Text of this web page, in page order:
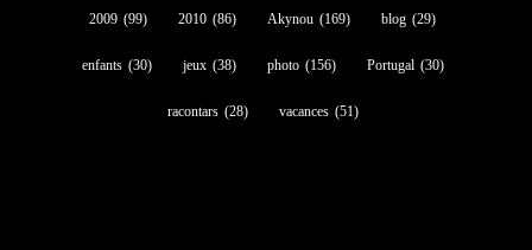
2009 (99) 2010 (86) Akynou (169) blog (29)
enfants (30) jeux (38) photo (156) Portugal (30)
racontars (28) vacances (51)